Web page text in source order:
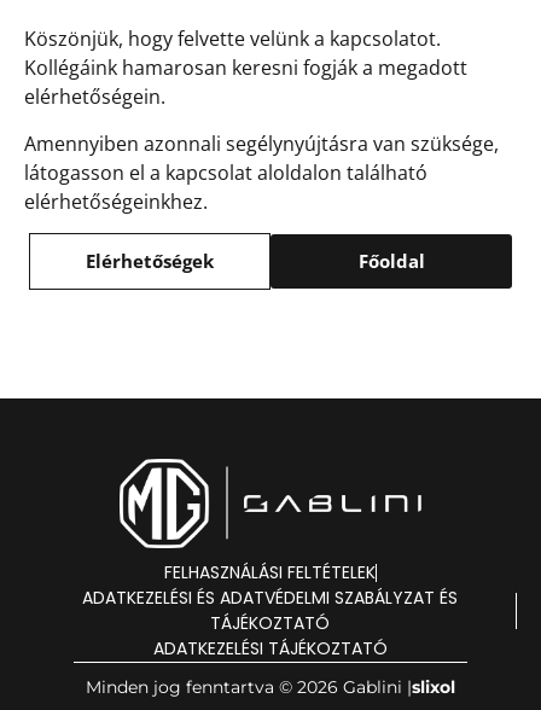
Köszönjük, hogy felvette velünk a kapcsolatot.
Kollégáink hamarosan keresni fogják a megadott
elérhetőségein.
Amennyiben azonnali segélynyújtásra van szüksége,
látogasson el a kapcsolat aloldalon található
elérhetőségeinkhez.
Elérhetőségek Főoldal
FELHASZNÁLÁSI FELTÉTELEK
ADATKEZELÉSI ÉS ADATVÉDELMI SZABÁLYZAT ÉS
TÁJÉKOZTATÓ
ADATKEZELÉSI TÁJÉKOZTATÓ
Minden jog fenntartva © 2026 Gablini |slixol